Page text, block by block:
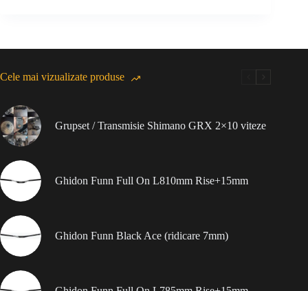
Cele mai vizualizate produse
Grupset / Transmisie Shimano GRX 2×10 viteze
Ghidon Funn Full On L810mm Rise+15mm
Ghidon Funn Black Ace (ridicare 7mm)